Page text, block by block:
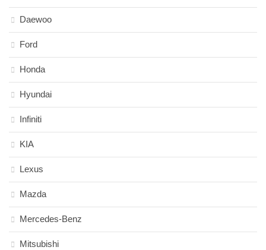
Daewoo
Ford
Honda
Hyundai
Infiniti
KIA
Lexus
Mazda
Mercedes-Benz
Mitsubishi